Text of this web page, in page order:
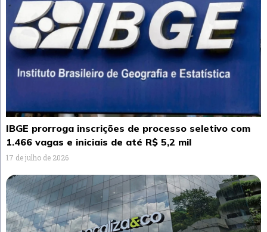
IBGE prorroga inscrições de processo seletivo com
1.466 vagas e iniciais de até R$ 5,2 mil
17 de julho de 2026